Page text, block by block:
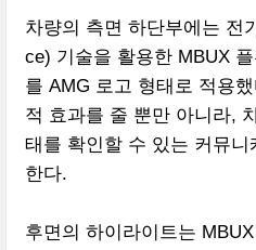
차량의 측면 하단부에는 전
ce) 기술을 활용한 MBUX
를 AMG 로고 형태로 적용
적 효과를 줄 뿐만 아니라,
태를 확인할 수 있는 커뮤
한다.
후면의 하이라이트는